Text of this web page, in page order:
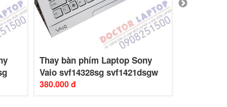
Thay bàn phím Laptop Sony
Vaio svf14328sg svf1421dsgw
380.000 đ